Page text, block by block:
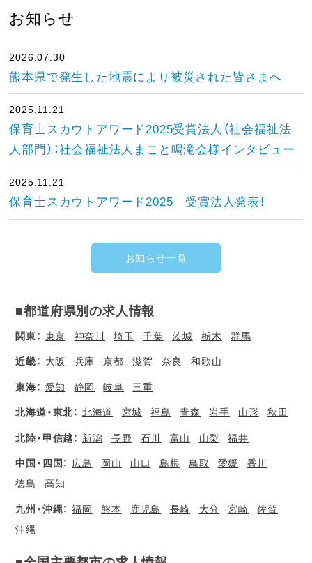
お知らせ
2026.07.30
熊本県で発生した地震により被災された皆さまへ
2025.11.21
保育士スカウトアワード2025受賞法人（社会福祉法
人部門）：社会福祉法人まこと鳴滝会様インタビュー
2025.11.21
保育士スカウトアワード2025 受賞法人発表！
お知らせ一覧
■都道府県別の求人情報
関東： 東京 神奈川 埼玉 千葉 茨城 栃木 群馬
近畿： 大阪 兵庫 京都 滋賀 奈良 和歌山
東海： 愛知 静岡 岐阜 三重
北海道・東北： 北海道 宮城 福島 青森 岩手 山形 秋田
北陸・甲信越： 新潟 長野 石川 富山 山梨 福井
中国・四国： 広島 岡山 山口 島根 鳥取 愛媛
香川
徳島
高知
九州・沖縄： 福岡 熊本 鹿児島 長崎 大分 宮崎
佐賀
沖縄